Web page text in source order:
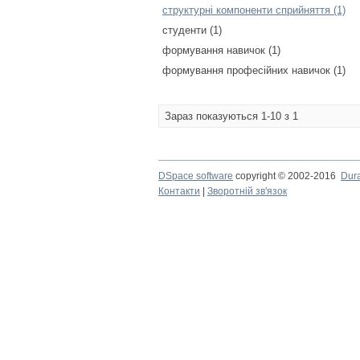
структурні компоненти сприйняття (1)
студенти (1)
формування навичок (1)
формування професійних навичок (1)
Зараз показуються 1-10 з 1
DSpace software copyright © 2002-2016
Контакти
Зворотній зв'язок